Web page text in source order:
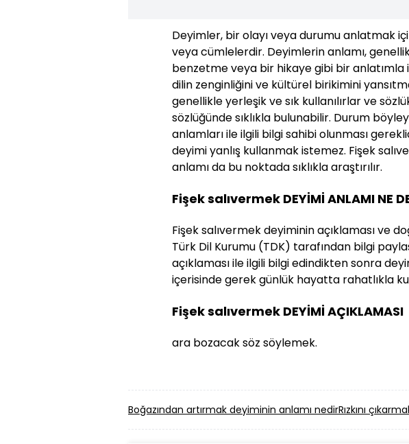
Deyimler, bir olayı veya durumu anlatmak
veya cümlelerdir. Deyimlerin anlamı,
benzetme veya bir hikaye gibi bir anlatımla
dilin zenginliğini ve kültürel birikimini
genellikle yerleşik ve sık kullanılırlar ve
sözlüğünde sıklıkla bulunabilir. Durum
anlamları ile ilgili bilgi sahibi olunması
deyimi yanlış kullanmak istemez. Fişek
anlamı da bu noktada sıklıkla araştırılır.
Fişek salıvermek DEYİMİ ANLAMI NE
Fişek salıvermek deyiminin açıklaması ve
Türk Dil Kurumu (TDK) tarafından bilgi
açıklaması ile ilgili bilgi edindikten sonra
içerisinde gerek günlük hayatta rahatlıkla
Fişek salıvermek DEYİMİ AÇIKLAMASI
ara bozacak söz söylemek.
Boğazından artırmak deyiminin anlamı nedirRızkını